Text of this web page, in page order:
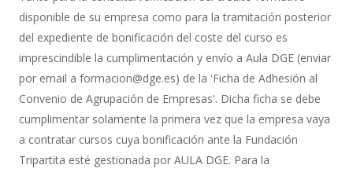
Bonificación
disponible de su empresa como para la tramitación posterior
del expediente de bonificación del coste del curso es
imprescindible la cumplimentación y envío a Aula DGE (enviar
por email a formacion@dge.es) de la 'Ficha de Adhesión al
Convenio de Agrupación de Empresas'. Dicha ficha se debe
cumplimentar solamente la primera vez que la empresa vaya
a contratar cursos cuya bonificación ante la Fundación
Tripartita esté gestionada por AULA DGE. Para la